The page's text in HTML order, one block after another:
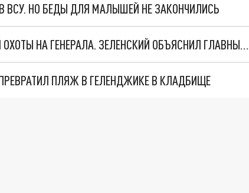
ВСУ. НО БЕДЫ ДЛЯ МАЛЫШЕЙ НЕ ЗАКОНЧИЛИСЬ
"МЫ ВАС ЗАСТАВИМ": ЖУТКИЕ ДЕТАЛИ ОХОТЫ НА ГЕНЕРАЛА. ЗЕЛЕНСКИЙ ОБЪЯСНИЛ ГЛАВНЫЙ СМЫСЛ ТЕРАКТА В ЦЕНТРЕ МОСКВЫ
ПЛЯЖ В ГЕЛЕНДЖИКЕ В КЛАДБИЩЕ